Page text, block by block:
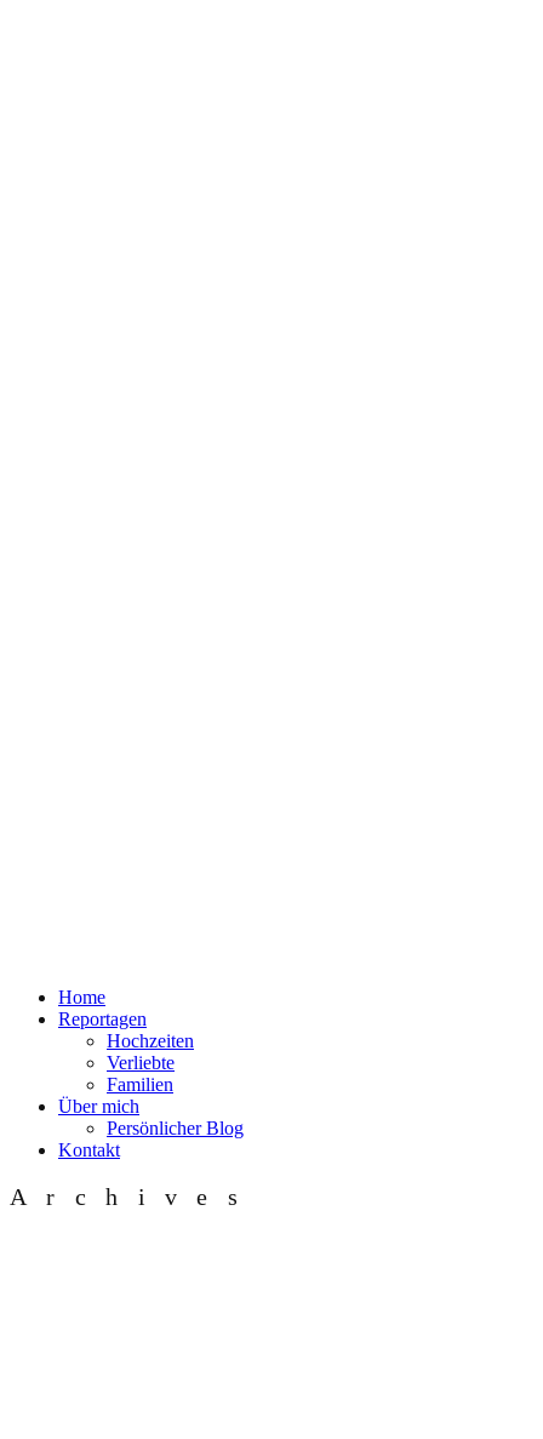
Home
Reportagen
Hochzeiten
Verliebte
Familien
Über mich
Persönlicher Blog
Kontakt
Archives